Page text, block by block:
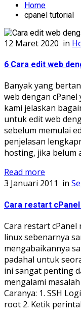
Home
cpanel tutorial
12 Maret 2020 in
6 Cara edit web
Banyak yang
web dengan
kami jelaskan
untuk edit web
sebelum memulai
penjelasan
hosting, jika belum
Read more
3 Januari 2011 in
Cara restart
Cara restart cPanel
linux sebenarnya
mengabaikannya
padahal untuk
ini sangat penting
mengalami
Caranya: 1. SSH
root 2. Ketik